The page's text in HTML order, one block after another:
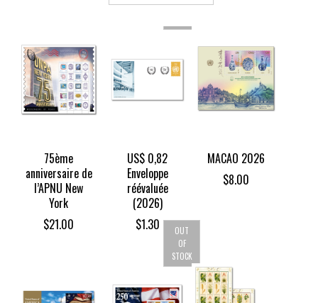
75ème
anniversaire de
l’APNU New
York
$21.00
US$ 0,82
Enveloppe
réévaluée
(2026)
$1.30
OF
MACAO 2026
$8.00
OUT
OF
STOCK